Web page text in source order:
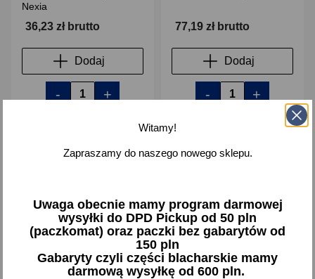
Nexia
36,23 zł brutto
Dodaj
- +
77,19 zł brutto
Dodaj
- +
Witamy!
Zapraszamy do naszego nowego sklepu.
Uwaga obecnie mamy program darmowej
wysyłki do DPD Pickup od 50 pln
(paczkomat) oraz paczki bez gabarytów od
150 pln
Gabaryty czyli części blacharskie mamy
darmową wysyłkę od 600 pln.